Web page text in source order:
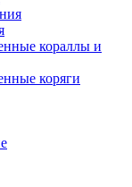
кораллы и
коряги